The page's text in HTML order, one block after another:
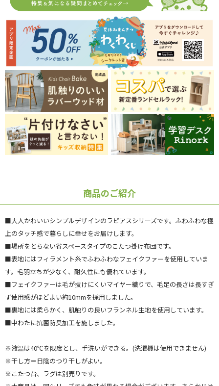
商品のご紹介
■大人かわいいシンプルデザインのラピアスシリーズです。ふわふわな極
上のタッチ感で暮らしに幸せをお届けします。
■場所をとらない省スペースタイプのこたつ掛け布団です。
■表地にはフィラメント糸でふわふわなフェイクファーを使用していま
す。毛羽立ちが少なく、耐久性にも優れています。
■フェイクファーは毛が抜けにくいマイヤー織りで、毛足の長さは長すぎ
ず使用感がほどよい約10mmを採用しました。
■裏地には柔らかく、肌触りの良いフランネル生地を使用しています。
■中わたに抗菌防臭加工を施しました。
※液温は40℃を限度とし、手洗いができる。(洗濯機は使用できません)
※干し方＝日陰のつり干しがよい。
※こたつ台、ラグは別売りです。